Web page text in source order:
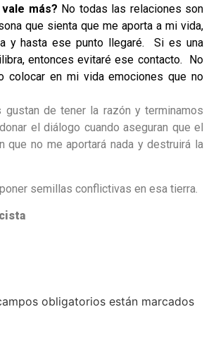
más? No todas las relaciones son
que sienta que me aporta a mi vida,
y hasta ese punto llegaré. Si es una
entonces evitaré ese contacto. No
colocar en mi vida emociones que no
de tener la razón y terminamos
el diálogo cuando aseguran que el
que no me aportará nada y destruirá la
semillas conflictivas en esa tierra.
obligatorios están marcados